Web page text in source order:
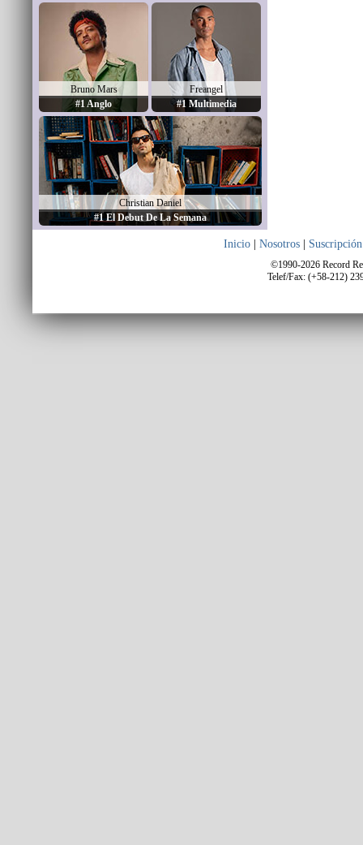
Bruno Mars
#1 Anglo
Freangel
#1 Multimedia
Christian Daniel
#1 El Debut De La Semana
Inicio Nosotros Suscripción
©1990-2026 Record
Telef/Fax: (+58-212)